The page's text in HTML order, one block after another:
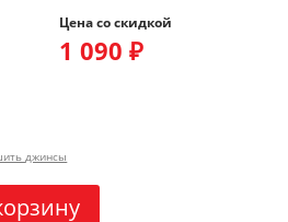
Цена со скидкой
1 090 ₽
джинсы